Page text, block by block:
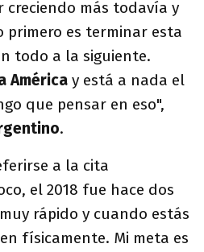
creciendo más todavía y
primero es terminar esta
todo a la siguiente.
América y está a nada el
que pensar en eso",
.
a la cita
el 2018 fue hace dos
rápido y cuando estás
físicamente. Mi meta es